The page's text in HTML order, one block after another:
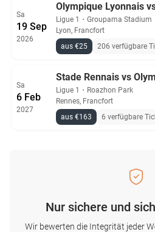
Sa
19 Sep
2026
Olympique Lyonnais
Ligue 1 ・ Groupama Stadium
Lyon, Francfort
aus €25
206 verfügbare
Sa
6 Feb
2027
Stade Rennais vs
Ligue 1 ・ Roazhon Park
Rennes, Francfort
aus €163
6 verfügbare
Nur sichere und
Wir bewerten die Integrität jeder